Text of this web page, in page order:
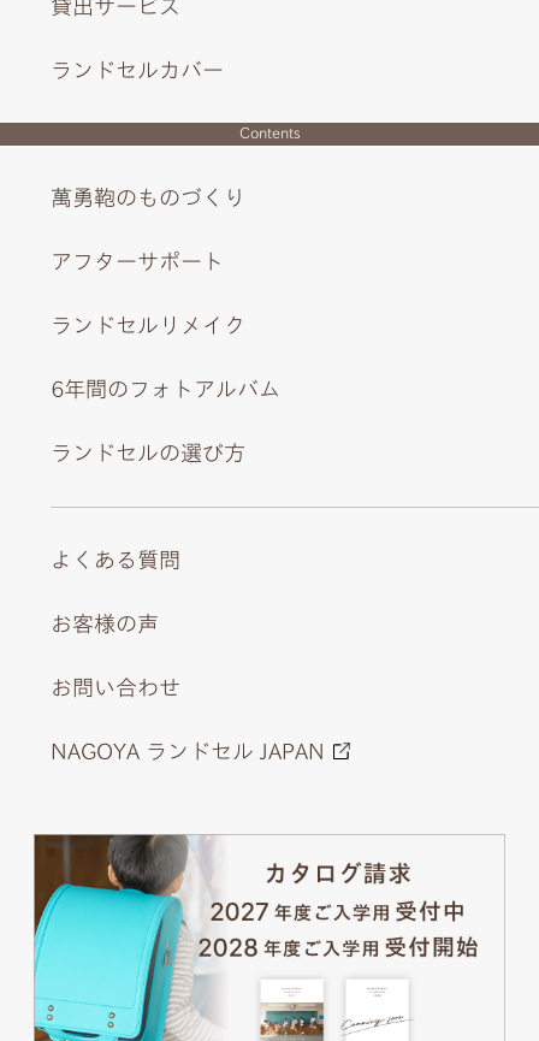
貸出サービス
ランドセルカバー
Contents
萬勇鞄のものづくり
アフターサポート
ランドセルリメイク
6年間のフォトアルバム
ランドセルの選び方
よくある質問
お客様の声
お問い合わせ
NAGOYA ランドセル JAPAN